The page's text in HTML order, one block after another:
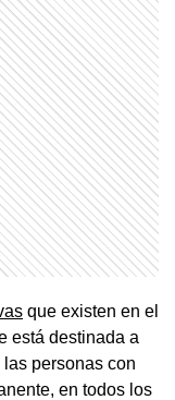
que existen en el
está destinada a
personas con
en todos los